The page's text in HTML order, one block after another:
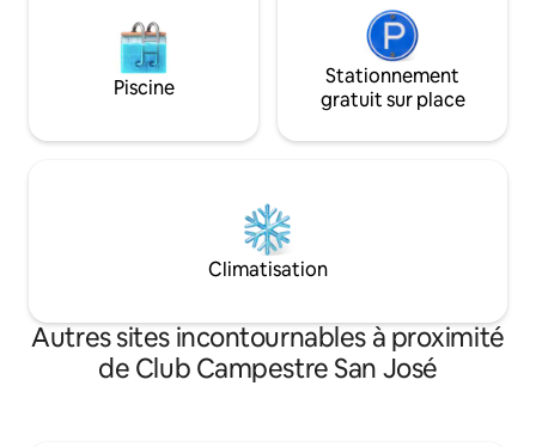
Piscine
Stationnement
gratuit sur place
Climatisation
Autres sites incontournables à proximité
de Club Campestre San José